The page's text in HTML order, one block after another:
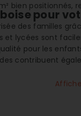
bien positionnés,
pour
des familles
et lycées sont
pour les
contribuent